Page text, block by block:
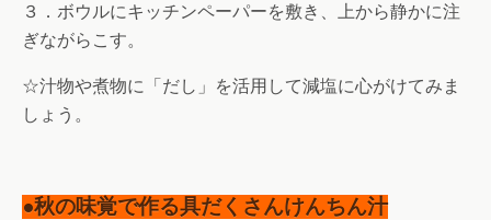
３．ボウルにキッチンペーパーを敷き、上から静かに注
ぎながらこす。
☆汁物や煮物に「だし」を活用して減塩に心がけてみま
しょう。
●秋の味覚で作る具だくさんけんちん汁